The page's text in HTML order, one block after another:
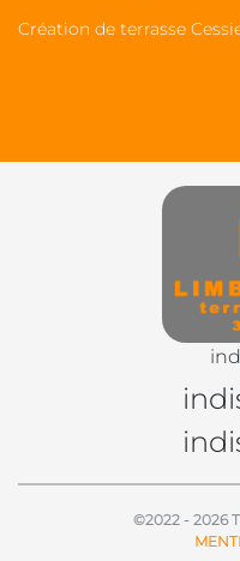
Création de terrasse
©2022 - 2026